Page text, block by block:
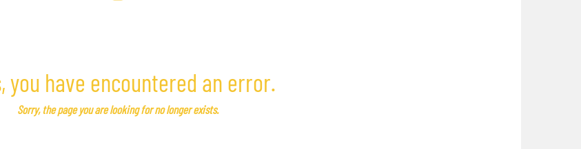
you have encountered an error.
Sorry, the page you are looking for no longer exists.